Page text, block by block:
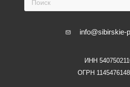
info@sibirskie-
ИНН
ОГРН